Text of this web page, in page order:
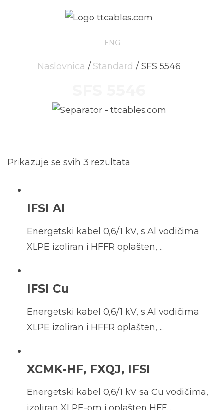
ENG
Naslovnica / Standard / SFS 5546
Prikazuje se svih 3 rezultata
IFSI Al
Energetski kabel 0,6/1 kV, s Al vodičima,
XLPE izoliran i HFFR oplašten, ...
IFSI Cu
Energetski kabel 0,6/1 kV, s Al vodičima,
XLPE izoliran i HFFR oplašten, ...
XCMK-HF, FXQJ, IFSI
Energetski kabel 0,6/1 kV sa Cu vodičima,
izoliran XLPE-om i oplašten HFF...